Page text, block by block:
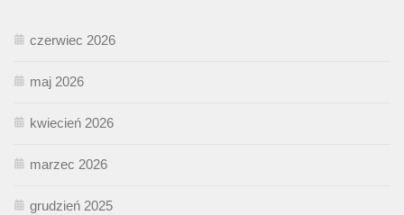
czerwiec 2026
maj 2026
kwiecień 2026
marzec 2026
grudzień 2025